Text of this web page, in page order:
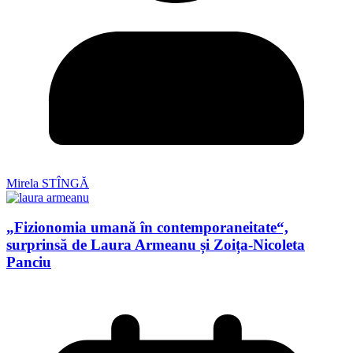
Mirela STÎNGĂ
„Fizionomia umană în contemporaneitate“,
surprinsă de Laura Armeanu și Zoița-Nicoleta
Panciu